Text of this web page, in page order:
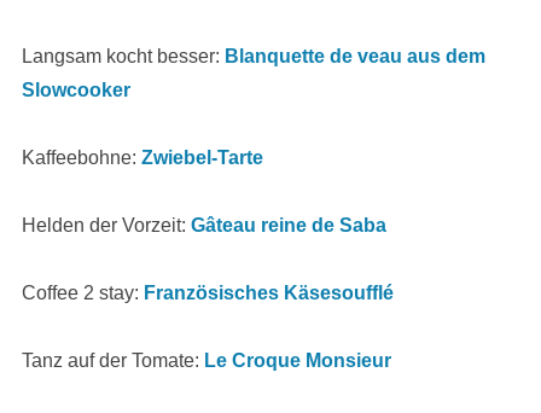
Langsam kocht besser: Blanquette de veau aus dem
Slowcooker
Kaffeebohne: Zwiebel-Tarte
Helden der Vorzeit: Gâteau reine de Saba
Coffee 2 stay: Französisches Käsesoufflé
Tanz auf der Tomate: Le Croque Monsieur